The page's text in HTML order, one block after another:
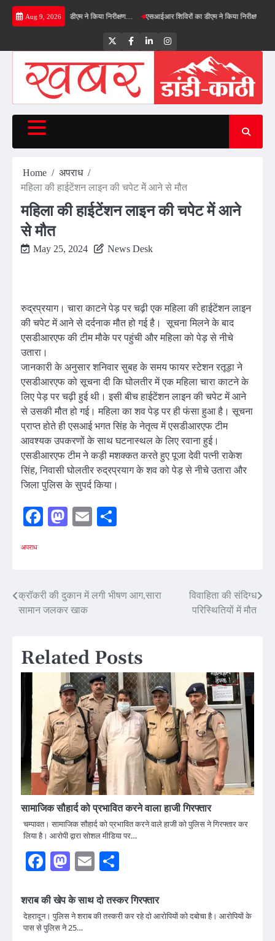
Skip
Aug 9, 2026
बाईपास का डीएम ने किया निरीक्षण… एसआईआर शिविरों का डीएम ने किया निरीक्षण, बोले—कोई
TwitterFacebookLinkedInInstagram
Home
अपराध
महिला की हाईटेंशन लाइन की चपेट मेें आने से मौत
महिला की हाईटेंशन लाइन की चपेट मेें आने
से मौत
May 25, 2024 News Desk
रुद्रप्रयाग। चारा काटने पेड़ पर चढ़ी एक महिला की हाईटेंशन लाइन
की चपेट में आने से दर्दनाक मौत हो गई है। सूचना मिलने के बाद
एसडीआरएफ की टीम मौके पर पहुंची और महिला को पेड़ से नीचे
उतारा।
जानकारी के अनुसार शनिवार सुबह के समय फायर स्टेशन रतूड़ा ने
एसडीआरएफ को सूचना दी कि घोलतीर में एक महिला चारा काटने के
लिए पेड़ पर चढ़ी हुई थी। इसी बीच हाईटेंशन लाइन की चपेट में आने
से उसकी मौत हो गई। महिला का शव पेड़ पर ही फंसा हुआ है। सूचना
प्राप्त होते ही एसआई भगत सिंह के नेतृत्व में एसडीआरएफ टीम
आवश्यक उपकरणों के साथ घटनास्थल के लिए रवाना हुई।
एसडीआरएफ टीम ने कड़ी मशक्कत करते हुए पूजा देवी पत्नी राकेश
सिंह, निवासी घोलतीर रुद्रप्रयाग के शव को पेड़ से नीचे उतारा और
जिला पुलिस के सुपर्द किया।
Facebook
Mastodon
Email
अपराध
Post
क्रॉकरी की दुकान में लगी भीषण आग,सारा
सामान जलकर खाक
विवाहिता की संदिग्ध
परिस्थितियों में मौत
Related Posts
सामाजिक सौहार्द को प्रभावित करने वाला हाजी गिरफ्तार
चम्पावत। सामाजिक सौहार्द को प्रभावित करने वाले हाजी को पुलिस ने गिरफ्तार कर
लिया है। आरोपी द्वारा सोशल मीडिया पर…
Facebook
Mastodon
Email
शराब की खेप के साथ दो तस्कर गिरफ्तार
देहरादून। पुलिस ने शराब की तस्करी कर रहे दो आरोपियों को दबोचा है। आरोपियों के
पास से पुलिस ने 25…